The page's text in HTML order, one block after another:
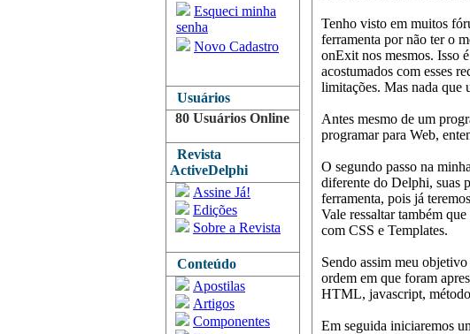
Esqueci minha
senha
Novo Cadastro
Usuários
80 Usuários Online
Revista
ActiveDelphi
Assine Já!
Edições
Sobre a Revista
Conteúdo
Apostilas
Artigos
Componentes
Tenho visto em muitos
ferramenta por não ter o
onExit nos mesmos. Isso
acostumados com esses
limitações. Mas nada que
Antes mesmo de um
programar para Web,
O segundo passo na
diferente do Delphi, suas
ferramenta, pois já
Vale ressaltar também
com CSS e Templates.
Sendo assim meu
ordem em que foram
HTML, javascript,
Em seguida iniciaremos